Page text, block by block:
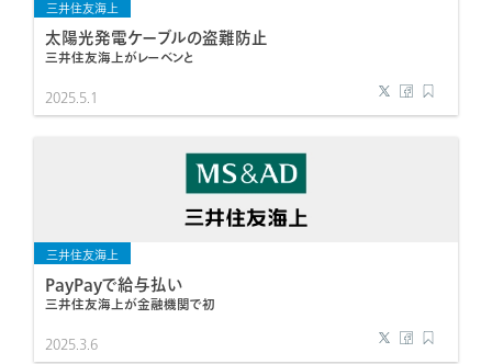
三井住友海上
太陽光発電ケーブルの盗難防止
三井住友海上がレーベンと
2025.5.1
三井住友海上
PayPayで給与払い
三井住友海上が金融機関で初
2025.3.6